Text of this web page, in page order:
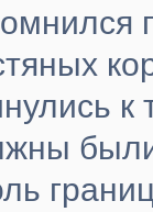
к
были